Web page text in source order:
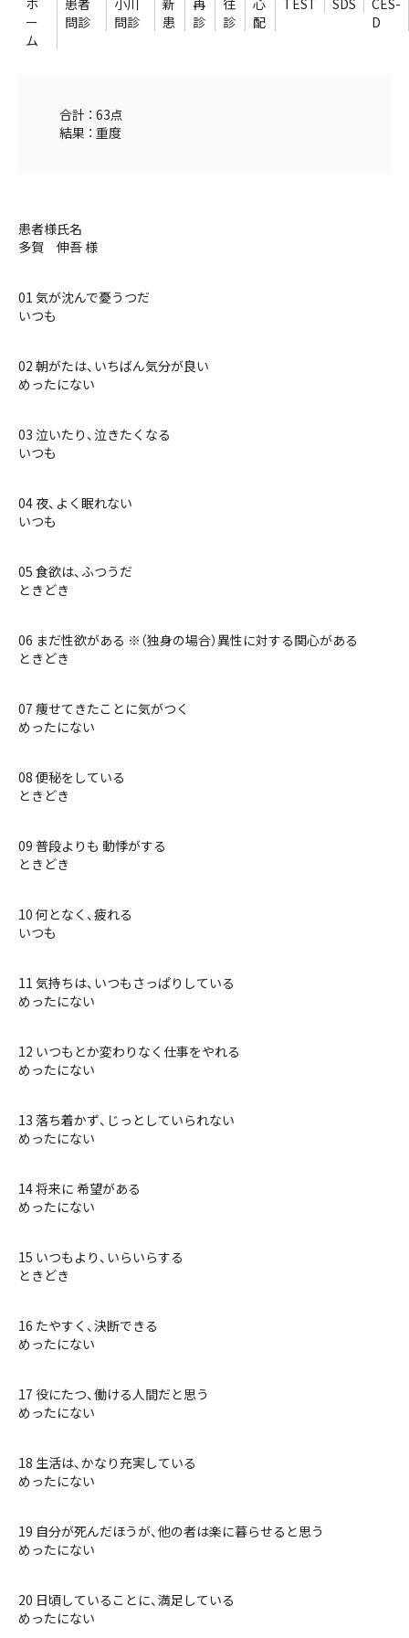
ー
ム
問診
問診
患
診
診
配
D
合計 ： 63点
結果 ： 重度
患者様氏名
多賀 伸吾 様
01 気が沈んで憂うつだ
いつも
02 朝がたは、いちばん気分が良い
めったにない
03 泣いたり、泣きたくなる
いつも
04 夜、よく眠れない
いつも
05 食欲は、ふつうだ
ときどき
06 まだ性欲がある ※（独身の場合）異性に対する関心がある
ときどき
07 痩せてきたことに気がつく
めったにない
08 便秘をしている
ときどき
09 普段よりも 動悸がする
ときどき
10 何となく、疲れる
いつも
11 気持ちは、いつもさっぱりしている
めったにない
12 いつもとか変わりなく仕事をやれる
めったにない
13 落ち着かず、じっとしていられない
めったにない
14 将来に 希望がある
めったにない
15 いつもより、いらいらする
ときどき
16 たやすく、決断できる
めったにない
17 役にたつ、働ける人間だと思う
めったにない
18 生活は、かなり充実している
めったにない
19 自分が死んだほうが、他の者は楽に暮らせると思う
めったにない
20 日頃していることに、満足している
めったにない